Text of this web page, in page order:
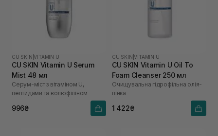
CU SKIN |VITAMIN U
CU SKIN Vitamin U Serum
Mist 48 мл
Серум-міст з вітаміном U,
пептидами та волюфіліном
996₴
CU SKIN |VITAMIN U
CU SKIN Vitamin U Oil To
Foam Cleanser 250 мл
Очищувальна гідрофільна олія-
пінка
1 422₴